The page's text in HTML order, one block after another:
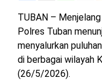
BARAT
LAMPUNG
TIMUR
DPRD
LAMSEL
DPRD
LAMTENG
TUBAN –
Polres Tuban
menyalurkan
di berbagai wilayah
(26/5/2026).